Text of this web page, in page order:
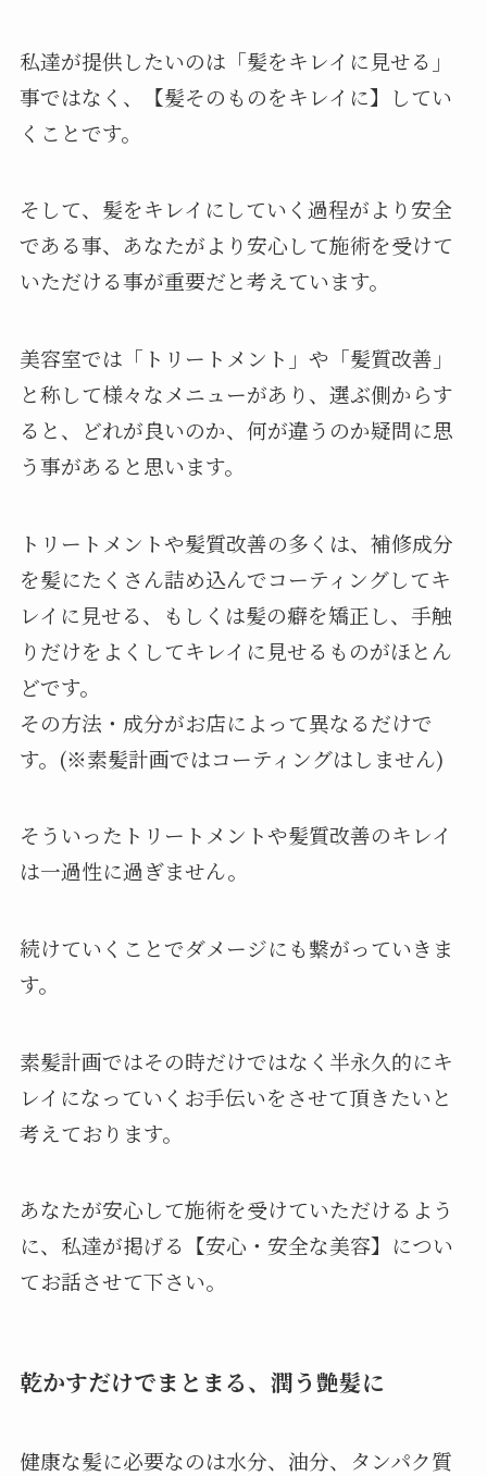
私達が提供したいのは「髪をキレイに見せる」
事ではなく、【髪そのものをキレイに】してい
くことです。
そして、髪をキレイにしていく過程がより安全
である事、あなたがより安心して施術を受けて
いただける事が重要だと考えています。
美容室では「トリートメント」や「髪質改善」
と称して様々なメニューがあり、選ぶ側からす
ると、どれが良いのか、何が違うのか疑問に思
う事があると思います。
トリートメントや髪質改善の多くは、補修成分
を髪にたくさん詰め込んでコーティングしてキ
レイに見せる、もしくは髪の癖を矯正し、手触
りだけをよくしてキレイに見せるものがほとん
どです。
その方法・成分がお店によって異なるだけで
す。(※素髪計画ではコーティングはしません)
そういったトリートメントや髪質改善のキレイ
は一過性に過ぎません。
続けていくことでダメージにも繋がっていきま
す。
素髪計画ではその時だけではなく半永久的にキ
レイになっていくお手伝いをさせて頂きたいと
考えております。
あなたが安心して施術を受けていただけるよう
に、私達が掲げる【安心・安全な美容】につい
てお話させて下さい。
乾かすだけでまとまる、潤う艶髪に
健康な髪に必要なのは水分、油分、タンパク質